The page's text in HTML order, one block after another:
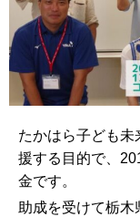
たかはら子ども
援する目的で、
金です。
助成を受けて栃